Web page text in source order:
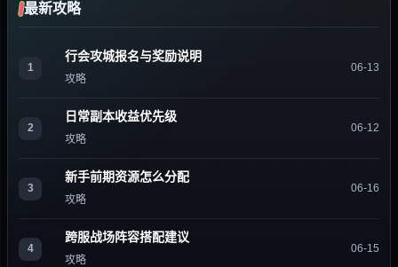
最新攻略
1
行会攻城报名与奖励说明
攻略
06-13
2
日常副本收益优先级
攻略
06-12
3
新手前期资源怎么分配
攻略
06-16
4
跨服战场阵容搭配建议
攻略
06-15